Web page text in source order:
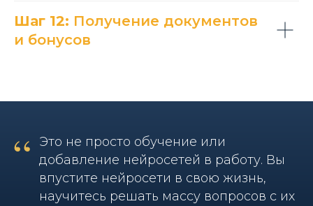
Шаг 12: Получение документов
и бонусов
“
Это не просто обучение или
добавление нейросетей в работу. Вы
впустите нейросети в свою жизнь,
научитесь решать массу вопросов с их